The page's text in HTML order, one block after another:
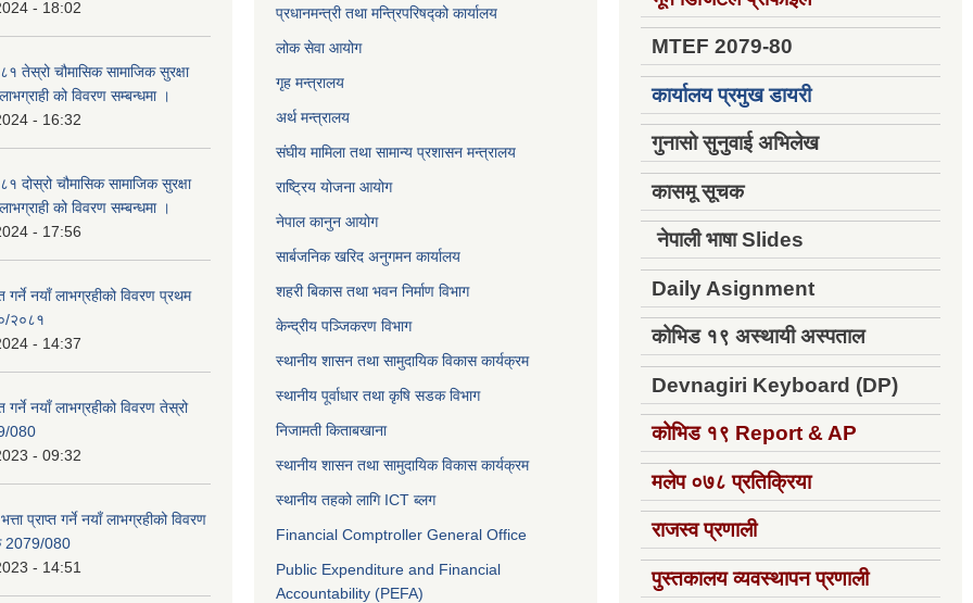
- 18:02
तेस्रो चौमासिक सामाजिक सुरक्षा
लाभग्राही को विवरण सम्बन्धमा ।
- 16:32
चौमासिक सामाजिक सुरक्षा
लाभग्राही को विवरण सम्बन्धमा ।
- 17:56
गर्ने नयाँ लाभग्रहीको विवरण प्रथम
२०८१
- 14:37
गर्ने नयाँ लाभग्रहीको विवरण तेस्रो
080
- 09:32
प्राप्त गर्ने नयाँ लाभग्रहीको विवरण
2079/080
- 14:51
प्रधानमन्त्री तथा मन्त्रिपरिषद्को कार्यालय
लोक सेवाआयोग
गृह मन्त्रालय
अर्थ मन्त्रालय
संघीय मामिला तथा सामान्य प्रशासन मन्त्रालय
राष्ट्रिय योजना आयोग
नेपाल कानुन आयोग
सार्बजनिक खरिद अनुगमन कार्यालय
शहरी बिकास तथा भवन निर्माण विभाग
केन्द्रीय पञ्जिकरण विभाग
स्थानीय शासन तथा सामुदायिक विकास कार्यक्रम
स्थानीय पूर्वाधार तथा कृषि सडक विभाग
निजामती किताबखाना
स्थानीय शासन तथा सामुदायिक विकास कार्यक्रम
स्थानीय तहको लागि ICT ब्लग
Financial Comptroller General Office
Public Expenditure and Financial
Accountability (PEFA)
MTEF 2079-80
कार्यालय प्रमुख डायरी
गुनासो सुनुवाई अभिलेख
कासमू सूचक
नेपाली भाषा Slides
Daily Asignment
कोभिड १९ अस्थायी अस्पताल
Devnagiri Keyboard (DP)
कोभिड १९ Report & AP
मलेप ०७८ प्रतिक्रिया
राजस्व प्रणाली
पुस्तकालय व्यवस्थापन प्रणाली